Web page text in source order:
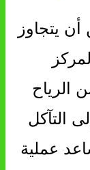
يتجاوز
الرياح
التآكل
عملية